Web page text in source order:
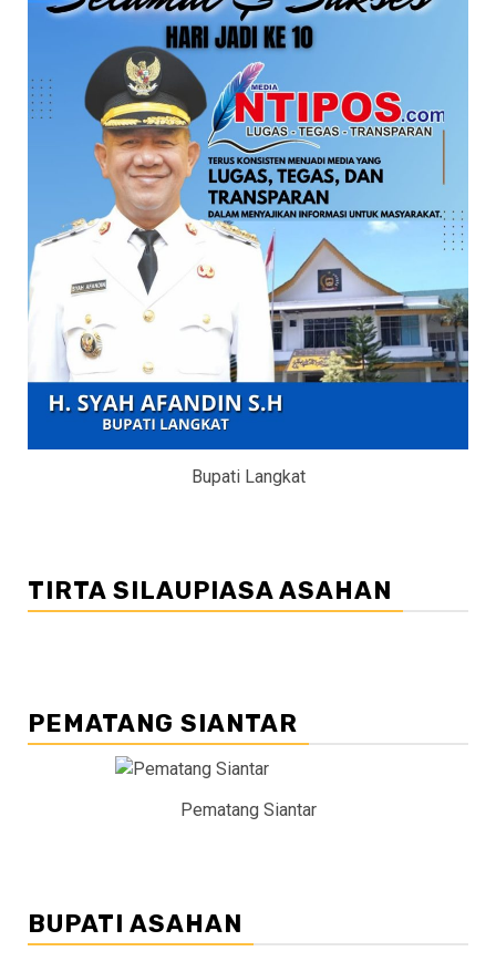
Bupati Langkat
TIRTA SILAUPIASA ASAHAN
PEMATANG SIANTAR
Pematang Siantar
BUPATI ASAHAN